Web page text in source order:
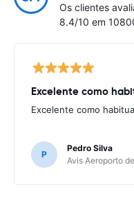
Os clientes
8.4/10 em
Excelente como
Excelente como
P
Pedro Silva
Avis Aeroporto